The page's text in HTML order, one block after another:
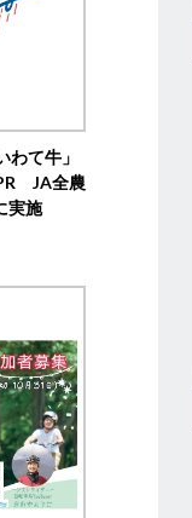
わて牛」
JA全農
実施